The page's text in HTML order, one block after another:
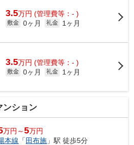
3.5万円 (管理費等：- )
敷金 0ヶ月 礼金 1ヶ月
3.5万円 (管理費等：- )
敷金 0ヶ月 礼金 1ヶ月
ンション
万円～5万円
本線 「田布施 」駅 徒歩5分